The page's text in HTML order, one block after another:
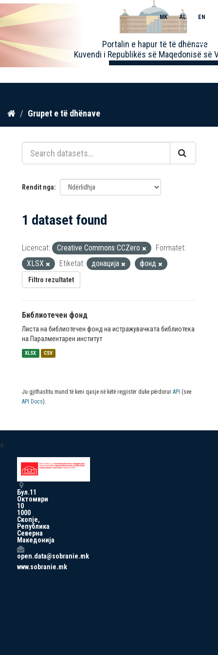
Kalo
përmbajtja
Portalin e hapur të të dhënave
Kuvendi i Republikës së Maqedonisë së
MK AL EN
Toggle
Grupet e të dhënave
Rendit nga
1 dataset found
Licencat: Creative Commons CCZero
Formatet:
XLSX
Etiketat: донација фонд
Filtro rezultatet
Библиотечен фонд
Листа на библиотечен фонд на истражувачката библиотека
на Паралментарен институт
XLSX CSV
Ju gjithashtu mund të keni qasje në këtë regjistër duke përdorur API (see
API Docs).
a
Бул.11
Октомври
10
1000
Скопје,
Република
Северна
Македонија
open.data@sobranie.mk
www.sobranie.mk